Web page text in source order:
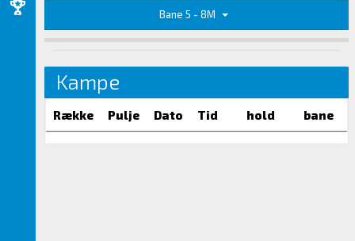
Bane 5 - 8M
Kampe
Række Pulje Dato Tid hold bane